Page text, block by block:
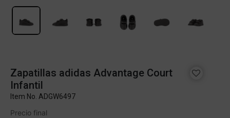
Zapatillas adidas Advantage Court
Infantil
Item No. ADGW6497
Precio final